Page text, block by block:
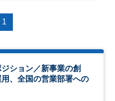
1
ション／新事業の創
、全国の営業部署への